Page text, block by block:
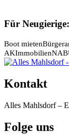
Für Neugierige:
Boot mieten
AKImmobilien
Kontakt
Alles Mahlsdorf –
Folge uns